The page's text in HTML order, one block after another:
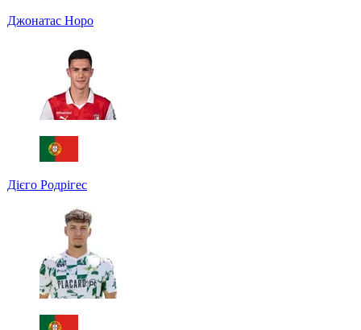
Джонатас Норо
Дієго Родрігес